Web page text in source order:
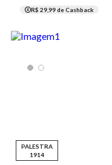
R$ 29,99de Cashback
PALESTRA
1914